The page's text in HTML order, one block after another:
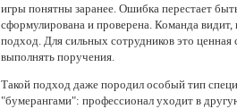
игры понятны заранее. Ошибка перестает
сформулирована и проверена. Команда
подход. Для сильных сотрудников это ценная
выполнять поручения.
Такой подход даже породил особый тип
"бумерангами": профессионал уходит в